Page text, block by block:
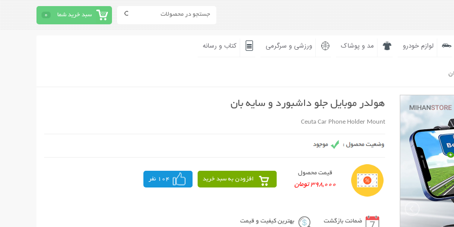
سبد خرید شما 0
لوازم خودرو مد و پوشاک ورزشی و سرگرمی کتاب و رسانه
هولدر موبایل جلو داشبورد و سایه بان
Ceuta Car Phone Holder Mount
قیمت محصول
398,000 تومان
افزودن به سبد خرید 104 نفر
ضمانت بازگشت بهترین کیفیت و قیمت